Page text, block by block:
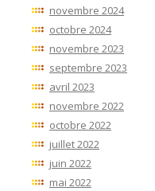
novembre 2024
octobre 2024
novembre 2023
septembre 2023
avril 2023
novembre 2022
octobre 2022
juillet 2022
juin 2022
mai 2022